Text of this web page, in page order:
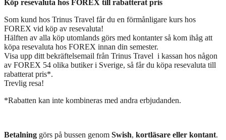
Köp resevaluta hos FOREX till rabatterat pris
Som kund hos Trinus Travel får du en förmånligare kurs hos
FOREX vid köp av resevaluta!
Hälften av alla köp utomlands görs med kontanter så kom ihåg att
köpa resevaluta hos FOREX innan din semester.
Visa upp ditt bekräftelsemail från Trinus Travel i kassan hos någon
av FOREX 54 olika butiker i Sverige, så får du köpa resevaluta till
rabatterat pris*.
Trevlig resa!
*Rabatten kan inte kombineras med andra erbjudanden.
Betalning görs på bussen genom Swish, kortläsare eller kontant.